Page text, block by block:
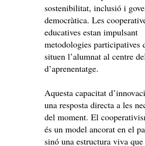
sostenibilitat, inclusió i
democràtica. Les
educatives estan impulsant
metodologies participatives
situen l’alumnat al centre
d’aprenentatge.
Aquesta capacitat
una resposta directa a les
del moment. El
és un model ancorat en el
sinó una estructura viva